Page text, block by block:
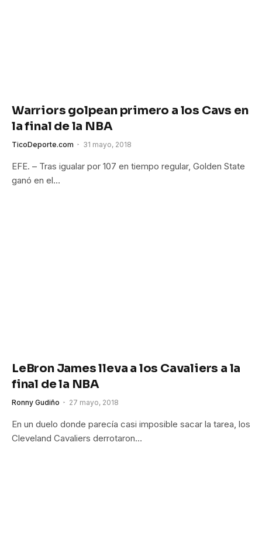
Warriors golpean primero a los Cavs en
la final de la NBA
TicoDeporte.com 31 mayo, 2018
EFE. – Tras igualar por 107 en tiempo regular, Golden State
ganó en el…
LeBron James lleva a los Cavaliers a la
final de la NBA
Ronny Gudiño 27 mayo, 2018
En un duelo donde parecía casi imposible sacar la tarea, los
Cleveland Cavaliers derrotaron…